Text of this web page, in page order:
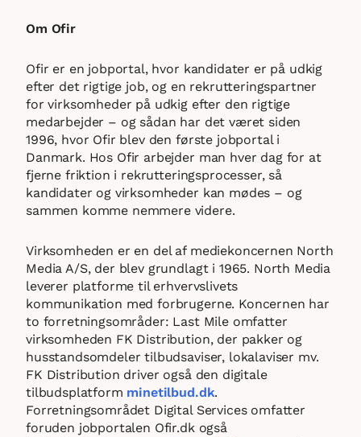
Om Ofir
Ofir er en jobportal, hvor kandidater er på udkig
efter det rigtige job, og en rekrutteringspartner
for virksomheder på udkig efter den rigtige
medarbejder – og sådan har det været siden
1996, hvor Ofir blev den første jobportal i
Danmark. Hos Ofir arbejder man hver dag for at
fjerne friktion i rekrutteringsprocesser, så
kandidater og virksomheder kan mødes – og
sammen komme nemmere videre.
Virksomheden er en del af mediekoncernen North
Media A/S, der blev grundlagt i 1965. North Media
leverer platforme til erhvervslivets
kommunikation med forbrugerne. Koncernen har
to forretningsområder: Last Mile omfatter
virksomheden FK Distribution, der pakker og
husstandsomdeler tilbudsaviser, lokalaviser mv.
FK Distribution driver også den digitale
tilbudsplatform minetilbud.dk.
Forretningsområdet Digital Services omfatter
foruden jobportalen Ofir.dk også